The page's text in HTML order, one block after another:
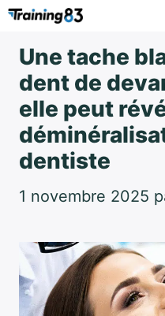
Aller
contenu
Une tache
dent de
elle peut
dentiste
1 novembre 2025